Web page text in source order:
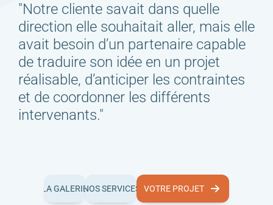
"Notre cliente savait dans quelle
direction elle souhaitait aller, mais elle
avait besoin d’un partenaire capable
de traduire son idée en un projet
réalisable, d’anticiper les contraintes
et de coordonner les différents
intervenants."
LA GALERIE
NOS SERVICESNOS SERVICES VOTRE PROJET